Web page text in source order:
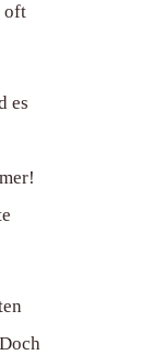
oft
es